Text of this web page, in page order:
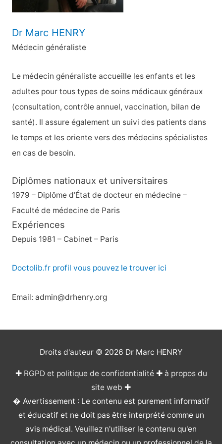
Dr Marc HENRY
Médecin généraliste
Le médecin généraliste accueille les enfants et les
adultes pour tous types de soins médicaux généraux
(consultation, contrôle annuel, vaccination, bilan de
santé). Il assure également un suivi des patients dans
le temps et les oriente vers des médecins spécialistes
en cas de besoin.
Diplômes nationaux et universitaires
1979 – Diplôme d’État de docteur en médecine –
Faculté de médecine de Paris
Expériences
Depuis 1981 – Cabinet – Paris
Doctolib.fr profil vous pouvez le trouver ici
Email: admin@drhenry.org
Droits d'auteur © 2026 Dr Marc HENRY
✚ RGPD et politique de confidentialité✚ à propos du
site web ✚
� Avertissement : Le contenu est purement informatif
et éducatif et ne doit pas être interprété comme un
avis médical. Veuillez n'utiliser le contenu qu'en